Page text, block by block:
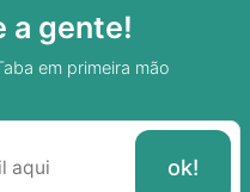
a gente!
em primeira mão